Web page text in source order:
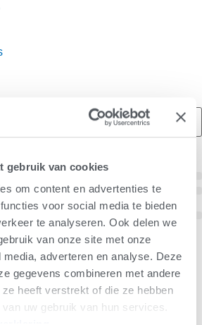
gebruik van cookies
om content en advertenties te
voor social media te bieden
te analyseren. Ook delen we
van onze site met onze
adverteren en analyse. Deze
gegevens combineren met andere
heeft verstrekt of die ze hebben
uw gebruik van hun services.